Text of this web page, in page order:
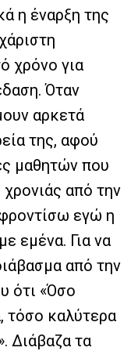
η έναρξη της
χρόνο για
Όταν
αρκετά
της, αφού
μαθητών που
από την
εγώ η
εμένα. Για να
από την
ότι «Όσο
τόσο καλύτερα
Διάβαζα τα